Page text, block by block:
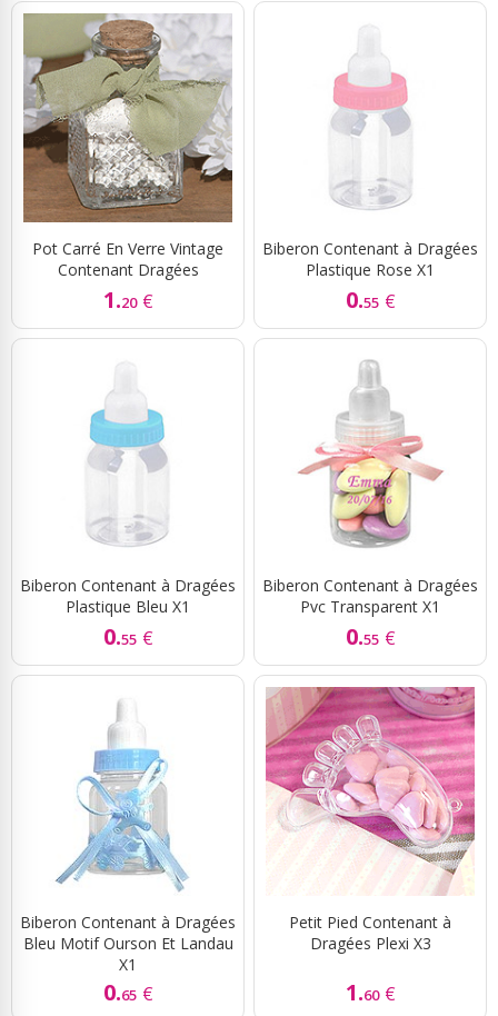
Pot Carré En Verre Vintage
Contenant Dragées
1.20 €
Biberon Contenant à Dragées
Plastique Rose X1
0.55 €
Biberon Contenant à Dragées
Plastique Bleu X1
0.55 €
Biberon Contenant à Dragées
Pvc Transparent X1
0.55 €
Biberon Contenant à Dragées
Bleu Motif Ourson Et Landau
X1
0.65 €
Petit Pied Contenant à
Dragées Plexi X3
1.60 €